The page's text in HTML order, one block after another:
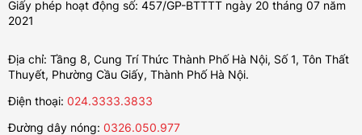
Giấy phép hoạt động số: 457/GP-BTTTT ngày 20 tháng 07 năm
2021
Địa chỉ: Tầng 8, Cung Trí Thức Thành Phố Hà Nội, Số 1, Tôn Thất
Thuyết, Phường Cầu Giấy, Thành Phố Hà Nội.
Điện thoại: 024.3333.3833
Đường dây nóng: 0326.050.977